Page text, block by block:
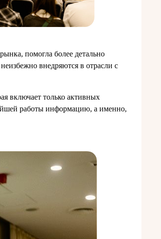
помогла более детально
внедряются в отрасли с
включает только активных
работы информацию, а именно,